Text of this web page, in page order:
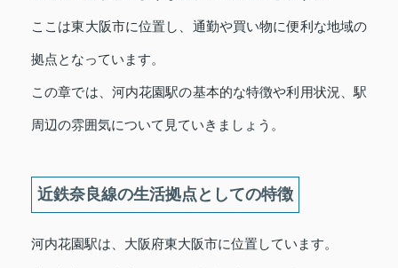
ここは東大阪市に位置し、通勤や買い物に便利な地域の
拠点となっています。
この章では、河内花園駅の基本的な特徴や利用状況、駅
周辺の雰囲気について見ていきましょう。
近鉄奈良線の生活拠点としての特徴
河内花園駅は、大阪府東大阪市に位置しています。